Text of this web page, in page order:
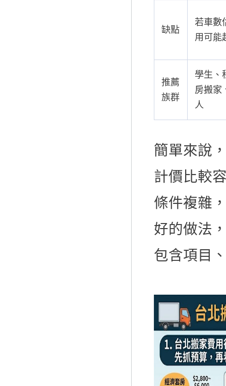
缺點
若車數
用可能
推薦
族群
學生、
房搬家
人
簡單來說
計價比較
條件複雜
好的做法
包含項目